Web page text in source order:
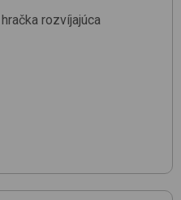
rozvíjajúca